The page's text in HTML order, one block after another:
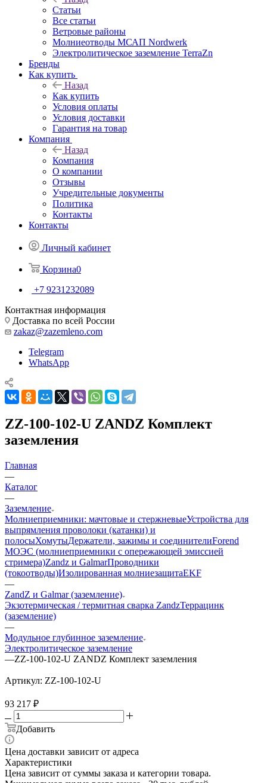
Статьи
Все статьи
Ветровые районы
Молниеотводы МСАП Nordwerk
Электролитическое заземление TerraZn
Бренды
Как купить
Назад
Как купить
Условия оплаты
Условия доставки
Гарантия на товар
Компания
Назад
Компания
О компании
Отзывы
Учредительные документы
Политика
Контакты
Контакты
Личный кабинет
Корзина0
+7 9231232089
Контактная информация
Доставка по всей России
zakaz@zazemleno.com
Telegram
WhatsApp
ZZ-100-102-U ZANDZ Комплект
заземления
Главная
—
Каталог
—
Заземление
Молниеприемники: мачтовые и стержневыеУстройства для
выпрямления проволоки (катанки) и
полосыХомутыДержатели, зажимы и соединителиForend
МОЭС (молниеприемники с опережающей эмиссией
стримера)Zandz и GalmarПроводники
(токоотводы)Изолированная молниезащитаEKF
—
ZandZ и Galmar (заземление)
Экзотермическая / термитная сварка ZandzТеррацинк
(заземление)
—
Модульное глубинное заземление
Электролитическое заземление
—ZZ-100-102-U ZANDZ Комплект заземления
Артикул: ZZ-100-102-U
93 217 ₽
Добавить
Цена доставки зависит от адреса
Характеристики
Цена зависит от суммы заказа и категории товара.